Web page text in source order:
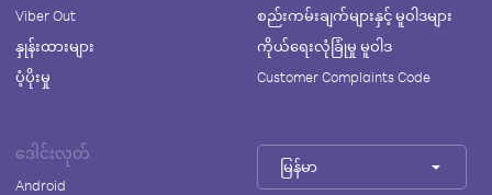
Viber Out
နှုန်းထားများ
ပံ့ပိုးမှု
စည်းကမ်းချက်များနှင့် မူဝါဒများ
ကိုယ်ရေးလုံခြုံမှု မူဝါဒ
Customer Complaints Code
ဒေါင်းလုတ်
Android
မြန်မာ